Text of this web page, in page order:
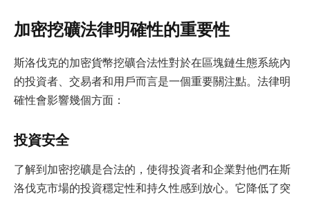
加密挖礦法律明確性的重要性
斯洛伐克的加密貨幣挖礦合法性對於在區塊鏈生態系統內
的投資者、交易者和用戶而言是一個重要關注點。法律明
確性會影響幾個方面：
投資安全
了解到加密挖礦是合法的，使得投資者和企業對他們在斯
洛伐克市場的投資穩定性和持久性感到放心。它降低了突